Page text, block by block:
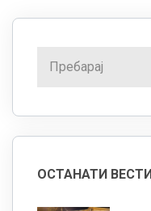
ОСТАНАТИ ВЕСТИ